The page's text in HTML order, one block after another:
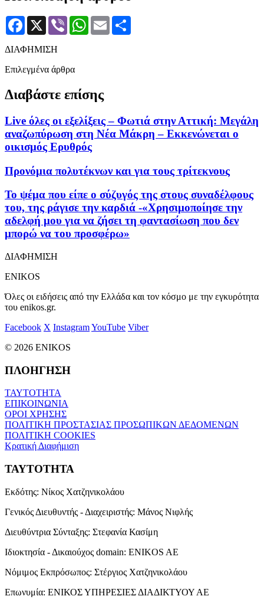
Facebook
X Viber WhatsApp
Email
ΔΙΑΦΗΜΙΣΗ
Επιλεγμένα άρθρα
Διαβάστε επίσης
Live όλες οι εξελίξεις – Φωτιά στην Αττική: Μεγάλη
αναζωπύρωση στη Νέα Μάκρη – Εκκενώνεται ο
οικισμός Ερυθρός
Προνόμια πολυτέκνων και για τους τρίτεκνους
Το ψέμα που είπε ο σύζυγός της στους συναδέλφους
του, της ράγισε την καρδιά -«Χρησιμοποίησε την
αδελφή μου για να ζήσει τη φαντασίωση που δεν
μπορώ να του προσφέρω»
ΔΙΑΦΗΜΙΣΗ
ENIKOS
Όλες οι ειδήσεις από την Ελλάδα και τον κόσμο με την εγκυρότητα
του enikos.gr.
Facebook X InstagramYouTube Viber
© 2026 ENIKOS
ΠΛΟΗΓΗΣΗ
ΤΑΥΤΟΤΗΤΑ
ΕΠΙΚΟΙΝΩΝΙΑ
ΟΡΟΙ ΧΡΗΣΗΣ
ΠΟΛΙΤΙΚΗ ΠΡΟΣΤΑΣΙΑΣ ΠΡΟΣΩΠΙΚΩΝ ΔΕΔΟΜΕΝΩΝ
ΠΟΛΙΤΙΚΗ COOKIES
Κρατική Διαφήμιση
ΤΑΥΤΟΤΗΤΑ
Εκδότης: Νίκος Χατζηνικολάου
Γενικός Διευθυντής - Διαχειριστής: Μάνος Νιφλής
Διευθύντρια Σύνταξης: Στεφανία Κασίμη
Ιδιοκτησία - Δικαιούχος domain: ENIKOS AE
Νόμιμος Εκπρόσωπος: Στέργιος Χατζηνικολάου
Επωνυμία: ΕΝΙΚΟΣ ΥΠΗΡΕΣΙΕΣ ΔΙΑΔΙΚΤΥΟΥ ΑΕ